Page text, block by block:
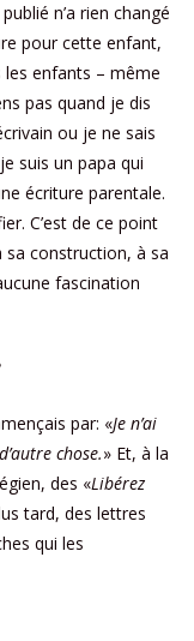
n’a rien changé
pour cette enfant,
enfants – même
pas quand je dis
ou je ne sais
suis un papa qui
écriture parentale.
C’est de ce point
sa construction, à sa
fascination
par: «Je n’ai
chose.» Et, à la
des «Libérez
tard, des lettres
qui les